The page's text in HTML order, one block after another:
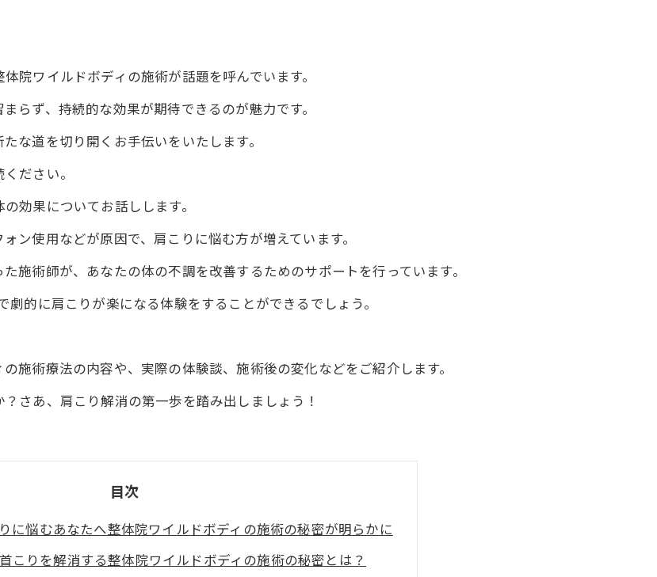
院ワイルドボディの施術が話題を呼んでいます。
らず、持続的な効果が期待できるのが魅力です。
な道を切り開くお手伝いをいたします。
ださい。
効果についてお話しします。
ン使用などが原因で、肩こりに悩む方が増えています。
施術師が、あなたの体の不調を改善するためのサポートを行っています。
的に肩こりが楽になる体験をすることができるでしょう。
施術療法の内容や、実際の体験談、施術後の変化などをご紹介します。
さあ、肩こり解消の第一歩を踏み出しましょう！
目次
に悩むあなたへ整体院ワイルドボディの施術の秘密が明らかに
こりを解消する整体院ワイルドボディの施術の秘密とは？